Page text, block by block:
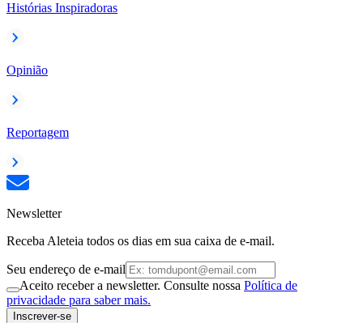
Histórias Inspiradoras
Opinião
Reportagem
Newsletter
Receba Aleteia todos os dias em sua caixa de e-mail.
Seu endereço de e-mail
Aceito receber a newsletter. Consulte nossa Política de
privacidade para saber mais.
Inscrever-se